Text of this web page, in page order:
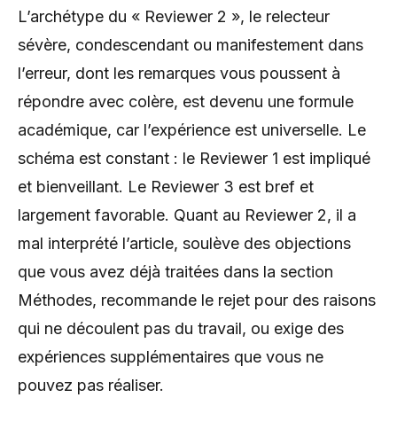
L’archétype du « Reviewer 2 », le relecteur
sévère, condescendant ou manifestement dans
l’erreur, dont les remarques vous poussent à
répondre avec colère, est devenu une formule
académique, car l’expérience est universelle. Le
schéma est constant : le Reviewer 1 est impliqué
et bienveillant. Le Reviewer 3 est bref et
largement favorable. Quant au Reviewer 2, il a
mal interprété l’article, soulève des objections
que vous avez déjà traitées dans la section
Méthodes, recommande le rejet pour des raisons
qui ne découlent pas du travail, ou exige des
expériences supplémentaires que vous ne
pouvez pas réaliser.